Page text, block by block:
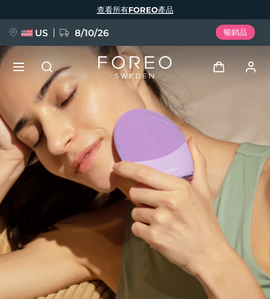
查看所有FOREO產品
US 8/10/26 暢銷品
用戶信息
我的設備
我的訂單
我的地址
我的訂閱
新品
FAQ™ Pure Beauty-Tech Elixir
BREAKING NEWS
issa™ Teeth Whitening Set
語言
English Deutsch
Español
Français
Italiano
Português
Svenska
Русский
Türkçe
简体中文 繁體中文
發貨國家